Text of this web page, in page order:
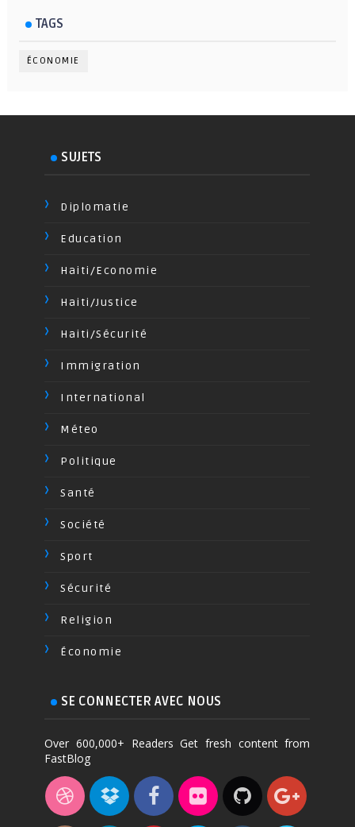
TAGS
ÉCONOMIE
SUJETS
Diplomatie
Education
Haiti/Economie
Haiti/Justice
Haiti/Sécurité
Immigration
International
Méteo
Politique
Santé
Société
Sport
Sécurité
Religion
Économie
SE CONNECTER AVEC NOUS
Over 600,000+ Readers Get fresh content from
FastBlog